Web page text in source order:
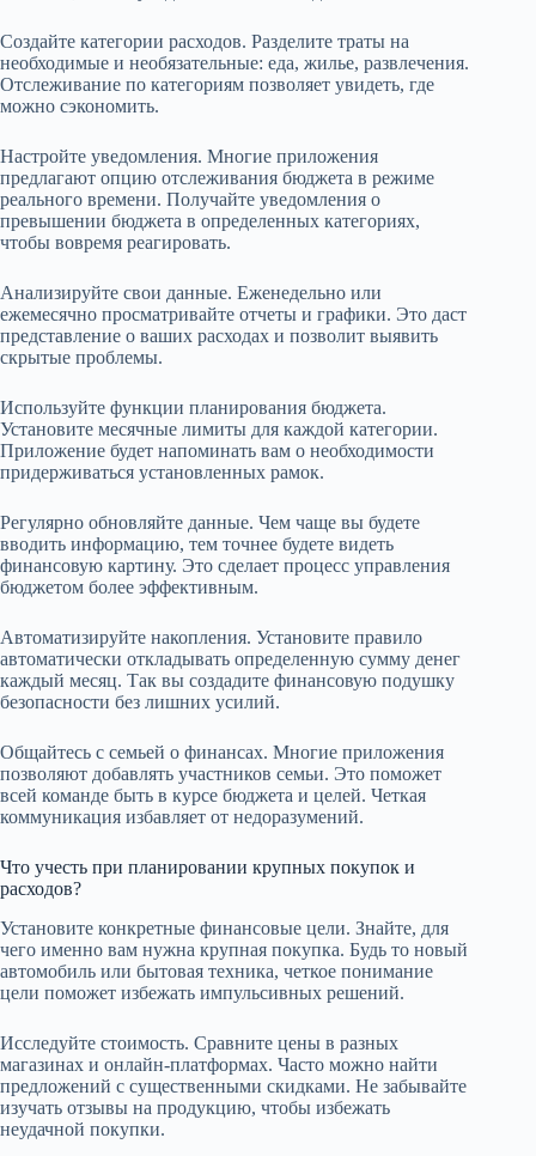
Создайте категории расходов. Разделите траты на
необходимые и необязательные: еда, жилье, развлечения.
Отслеживание по категориям позволяет увидеть, где
можно сэкономить.
Настройте уведомления. Многие приложения
предлагают опцию отслеживания бюджета в режиме
реального времени. Получайте уведомления о
превышении бюджета в определенных категориях,
чтобы вовремя реагировать.
Анализируйте свои данные. Еженедельно или
ежемесячно просматривайте отчеты и графики. Это даст
представление о ваших расходах и позволит выявить
скрытые проблемы.
Используйте функции планирования бюджета.
Установите месячные лимиты для каждой категории.
Приложение будет напоминать вам о необходимости
придерживаться установленных рамок.
Регулярно обновляйте данные. Чем чаще вы будете
вводить информацию, тем точнее будете видеть
финансовую картину. Это сделает процесс управления
бюджетом более эффективным.
Автоматизируйте накопления. Установите правило
автоматически откладывать определенную сумму денег
каждый месяц. Так вы создадите финансовую подушку
безопасности без лишних усилий.
Общайтесь с семьей о финансах. Многие приложения
позволяют добавлять участников семьи. Это поможет
всей команде быть в курсе бюджета и целей. Четкая
коммуникация избавляет от недоразумений.
Что учесть при планировании крупных покупок и
расходов?
Установите конкретные финансовые цели. Знайте, для
чего именно вам нужна крупная покупка. Будь то новый
автомобиль или бытовая техника, четкое понимание
цели поможет избежать импульсивных решений.
Исследуйте стоимость. Сравните цены в разных
магазинах и онлайн-платформах. Часто можно найти
предложений с существенными скидками. Не забывайте
изучать отзывы на продукцию, чтобы избежать
неудачной покупки.